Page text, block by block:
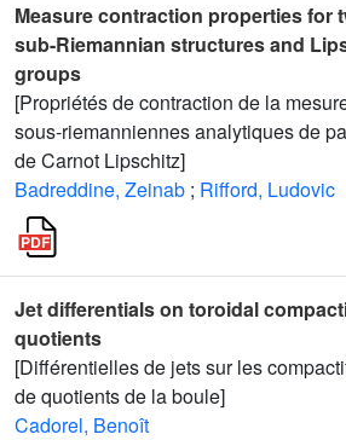
Measure contraction properties for
sub-Riemannian structures and
groups
[Propriétés de contraction de la
sous-riemanniennes analytiques de
de Carnot Lipschitz]
Badreddine, Zeinab ; Rifford, Ludovic
Jet differentials on toroidal
quotients
[Différentielles de jets sur les
de quotients de la boule]
Cadorel, Benoît